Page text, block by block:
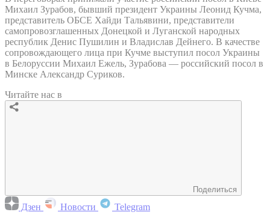
Михаил Зурабов, бывший президент Украины Леонид Кучма,
представитель ОБСЕ Хайди Тальявини, представители
самопровозглашенных Донецкой и Луганской народных
республик Денис Пушилин и Владислав Дейнего. В качестве
сопровождающего лица при Кучме выступил посол Украины
в Белоруссии Михаил Ежель, Зурабова — российский посол в
Минске Александр Суриков.
Читайте нас в
Поделиться
Дзен Новости Telegram